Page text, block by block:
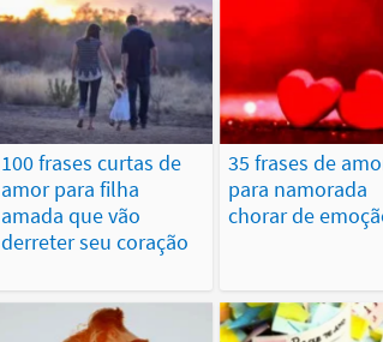
100 frases curtas de
amor para filha
amada que vão
derreter seu coração
35 frases de
para namorada
chorar de